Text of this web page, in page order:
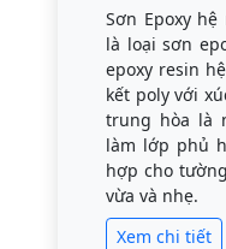
Sơn Epoxy hệ
là loại sơn
epoxy resin
kết poly với
trung hòa là
làm lớp phủ
hợp cho
vừa và nhẹ.
Xem chi tiết